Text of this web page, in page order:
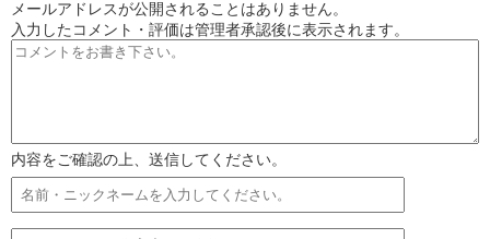
メールアドレスが公開されることはありません。
入力したコメント・評価は管理者承認後に表示されます。
内容をご確認の上、送信してください。